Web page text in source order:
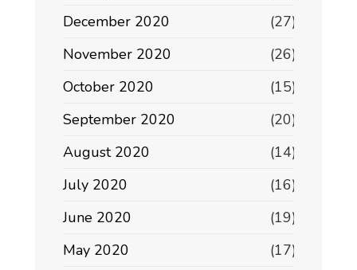
December 2020
(27)
November 2020
(26)
October 2020
(15)
September 2020
(20)
August 2020
(14)
July 2020
(16)
June 2020
(19)
May 2020
(17)